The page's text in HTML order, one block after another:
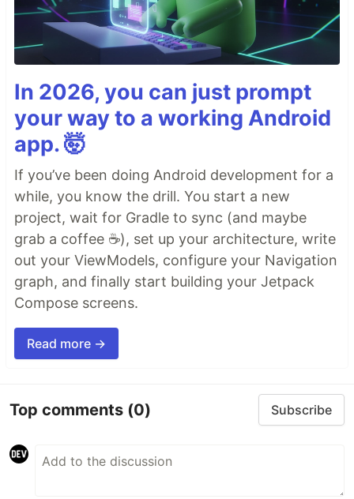
In 2026, you can just prompt
your way to a working Android
app. 🤯
If you’ve been doing Android development for a
while, you know the drill. You start a new
project, wait for Gradle to sync (and maybe
grab a coffee ☕), set up your architecture, write
out your ViewModels, configure your Navigation
graph, and finally start building your Jetpack
Compose screens.
Read more →
Top comments (0) Subscribe